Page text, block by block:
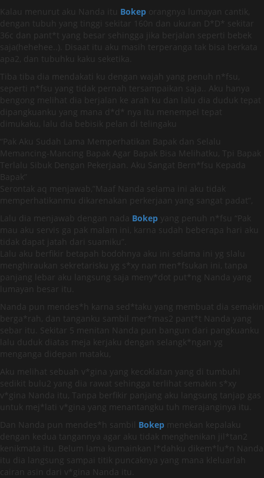
Kalau menurut aku Nanda itu Bokep orangnya lumayan cantik,
dengan tubuh yang tinggi sekitar 160n dan ukuran D*D* sekitar
36c dan pant*t yang besar sehingga jika berjalan seperti bebek
saja(hehehee..). Disaat itu aku masih terperanga tak bisa berkata
apa2, dan tubuhku kaku seketika.
Tiba tiba dia mendakati ku dengan wajah yang penuh n*fsu,
seperti n*fsu yang tidak pernah tersampaikan saja.. Aku hanya
bengong melihat dia berjalan ke arah ku dan lalu dia duduk tepat
dipangkuanku yang mana d*d* nya itu menempel tepat
dimukaku, lalu dia bebisik pelan di telingaku
“Pak Aku Sudah Lama Memperhatikan Bapak dan Selalu
Memancing-Mancing Bapak Agar Bapak Bisa Melihatku, Tpi Bapak
Terlalu Sibuk Dengan Pekerjaan. Aku Sangat Bern*fsu Kepada
Bapak”
Serontak aq menjawab,”Maaf Nanda selama ini aku tidak
memperhatikanmu dikarenakan perkerjaan yang sangat padat”,
Lalu dia menjawab dengan nada Bokep yang penuh n*fsu “Pak
mau aku servis ga pak malam ini, karna sudah beberapa hari aku
tidak dapat jatah dari suamiku”.
Lalu aku berfikir betapah bodohnya aku ini selama ini yg slalu
menghiraukan sekretarisku yg s*xy nan men*fsukan ini, tanpa
panjang lebar aku langsung saja meny*dot put*ng Nanda yang
lumayan besar itu.
Nanda pun mendes*h karna sed*taku yang membuat dia semakin
berga*rah, dan tanganku sambil mer*mas2 pant*t Nanda yang
sebar itu. Sekitar 5 menitan Nanda pun bangun dari pangkuanku
lalu duduk diatas meja kerjaku dengan selangk*ngan yg
menganga didepan mataku,
Aku melihat sebuah v*gina yang kecoklatan yang di tumbuhi
sedikit bulu2 yang dia rawat sehingga terlihat semakin s*xy
v*gina Nanda itu, Tanpa berfikir panjang aku langsung tanjap gas
untuk mej*lati v*gina yang menantangku tuh merajanginya itu.
Dan Nanda pun mendes*h sambil Bokep menekan kepalaku
dengan kedua tangannya agar aku tidak menghenikan jil*tan2
kenikmata itu. Belum lama kumainkan l*dahku dikem*lu*n Nanda
itu dia langsung sampai titik puncaknya yang mana kleluarlah
cairan asin dari v*gina Nanda itu.